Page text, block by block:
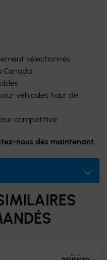
sélectionnés
Canada
véhicules haut de
compétitive
nous dès maintenant.